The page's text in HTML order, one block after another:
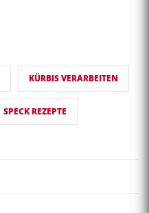
KÜRBIS VERARBEITEN
SPECK REZEPTE